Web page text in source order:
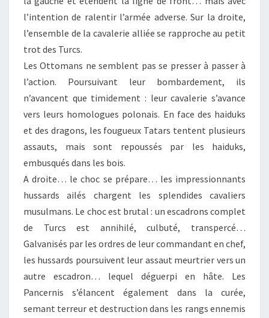
l’intention de ralentir l’armée adverse. Sur la droite,
l’ensemble de la cavalerie alliée se rapproche au petit
trot des Turcs.
Les Ottomans ne semblent pas se presser à passer à
l’action. Poursuivant leur bombardement, ils
n’avancent que timidement : leur cavalerie s’avance
vers leurs homologues polonais. En face des haiduks
et des dragons, les fougueux Tatars tentent plusieurs
assauts, mais sont repoussés par les haiduks,
embusqués dans les bois.
A droite… le choc se prépare… les impressionnants
hussards ailés chargent les splendides cavaliers
musulmans. Le choc est brutal : un escadrons complet
de Turcs est annihilé, culbuté, transpercé…
Galvanisés par les ordres de leur commandant en chef,
les hussards poursuivent leur assaut meurtrier vers un
autre escadron… lequel déguerpi en hâte. Les
Pancernis s’élancent également dans la curée,
semant terreur et destruction dans les rangs ennemis